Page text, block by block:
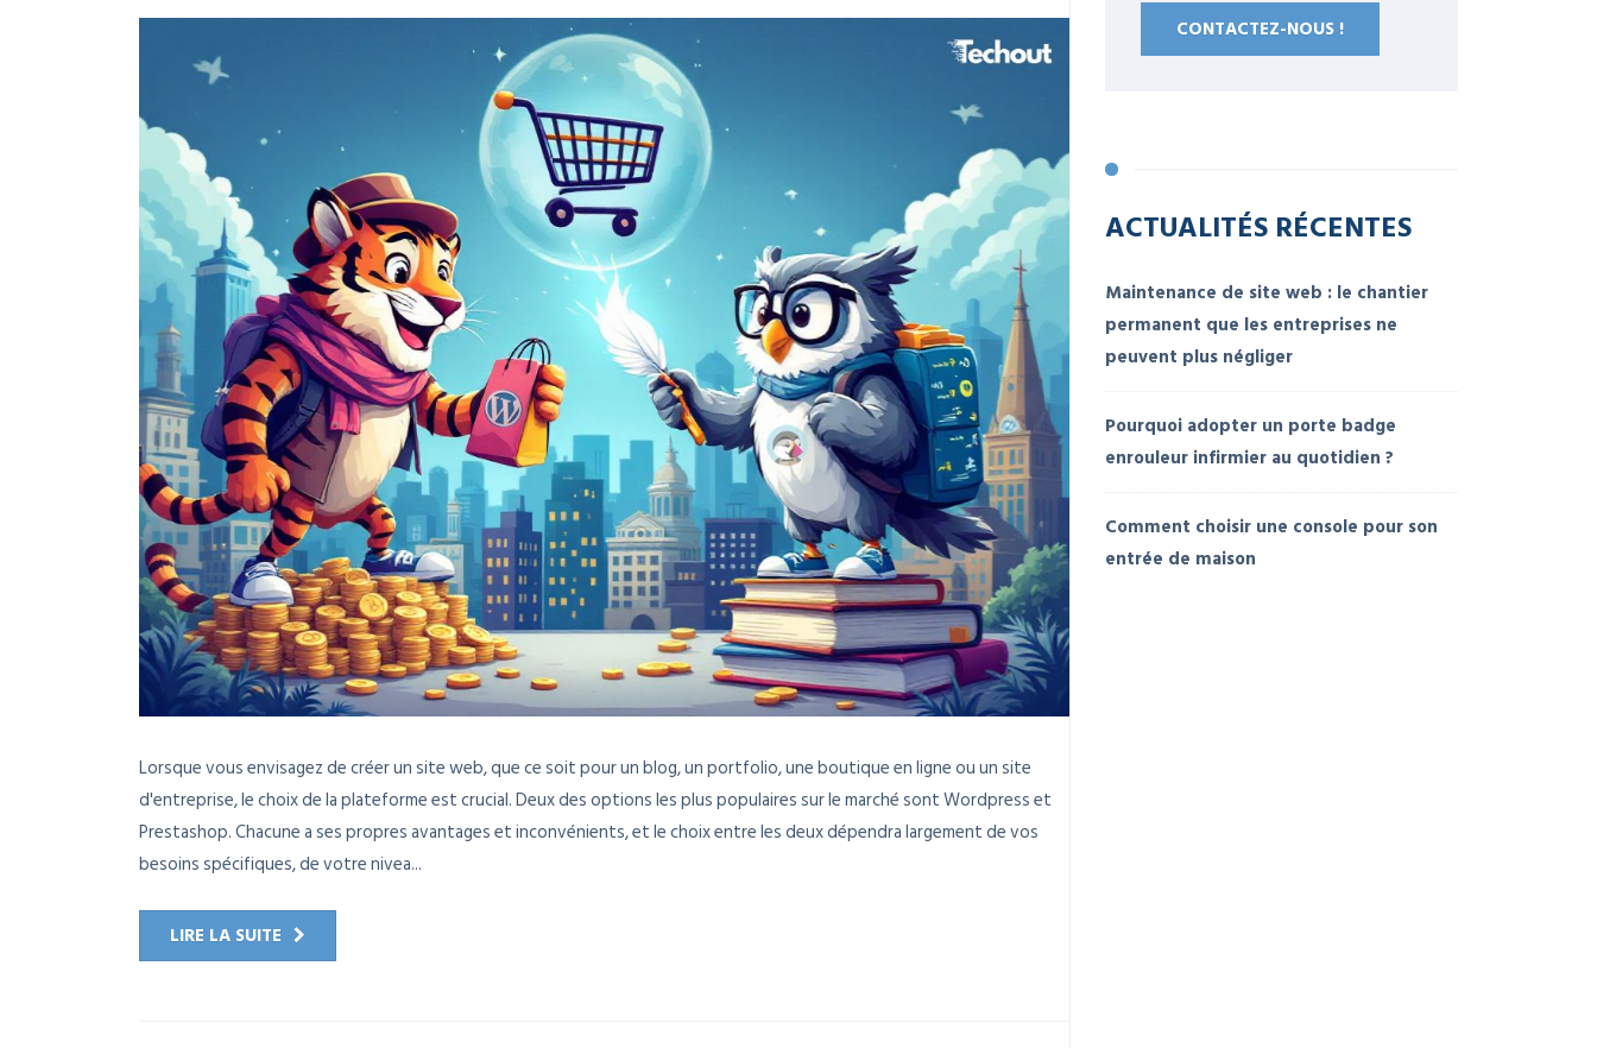
Lorsque vous envisagez de créer un site web, que ce soit pour un blog, un portfolio, une boutique en ligne ou un site
d'entreprise, le choix de la plateforme est crucial. Deux des options les plus populaires sur le marché sont Wordpress et
Prestashop. Chacune a ses propres avantages et inconvénients, et le choix entre les deux dépendra largement de vos
besoins spécifiques, de votre nivea...
LIRE LA SUITE
CONTACTEZ-NOUS !
ACTUALITÉS RÉCENTES
Maintenance de site web : le chantier
permanent que les entreprises ne
peuvent plus négliger
Pourquoi adopter un porte badge
enrouleur infirmier au quotidien ?
Comment choisir une console pour son
entrée de maison